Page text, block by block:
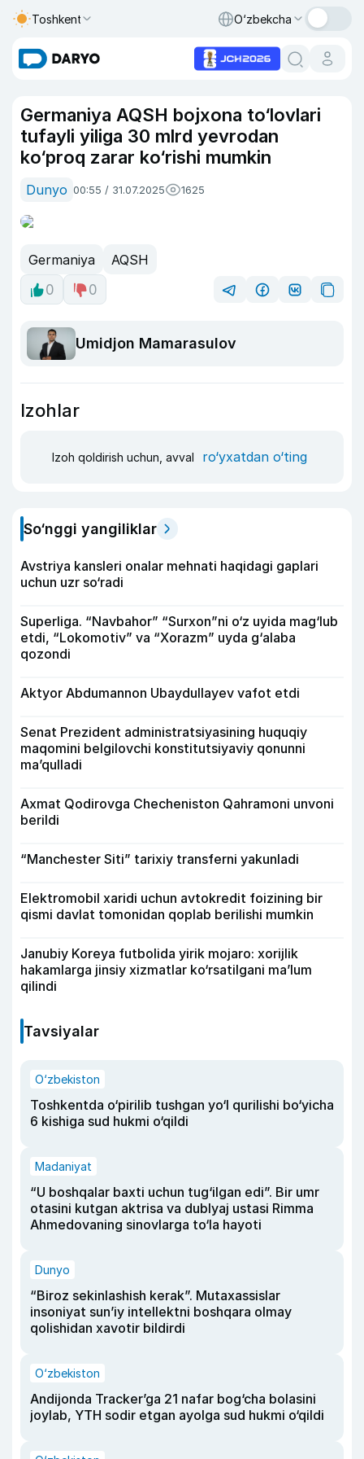
Toshkent O‘zbekcha
Germaniya AQSH bojxona to‘lovlari
tufayli yiliga 30 mlrd yevrodan
ko‘proq zarar ko‘rishi mumkin
Dunyo 00:55 / 31.07.2025 1625
Germaniya
AQSH
0
0
Umidjon Mamarasulov
Izohlar
Izoh qoldirish uchun, avval ro‘yxatdan o‘ting
So‘nggi yangiliklar
Avstriya kansleri onalar mehnati haqidagi gaplari
uchun uzr so‘radi
Superliga. “Navbahor” “Surxon”ni o‘z uyida mag‘lub
etdi, “Lokomotiv” va “Xorazm” uyda g‘alaba
qozondi
Aktyor Abdu­mannon Ubaydullayev vafot etdi
Senat Prezident administratsiyasining huquqiy
maqomini belgilovchi konstitutsiyaviy qonunni
ma’qulladi
Axmat Qodirovga Checheniston Qahramoni unvoni
berildi
“Manchester Siti” tarixiy transferni yakunladi
Elektromobil xaridi uchun avtokredit foizining bir
qismi davlat tomonidan qoplab berilishi mumkin
Janubiy Koreya futbolida yirik mojaro: xorijlik
hakamlarga jinsiy xizmatlar ko‘rsatilgani ma’lum
qilindi
Tavsiyalar
O‘zbekiston
Toshkentda o‘pirilib tushgan yo‘l qurilishi bo‘yicha
6 kishiga sud hukmi o‘qildi
Madaniyat
“U boshqalar baxti uchun tug‘ilgan edi”. Bir umr
otasini kutgan aktrisa va dublyaj ustasi Rimma
Ahmedovaning sinovlarga to‘la hayoti
Dunyo
“Biroz sekinlashish kerak”. Mutaxassislar
insoniyat sun’iy intellektni boshqara olmay
qolishidan xavotir bildirdi
O‘zbekiston
Andijonda Tracker’ga 21 nafar bog‘cha bolasini
joylab, YTH sodir etgan ayolga sud hukmi o‘qildi